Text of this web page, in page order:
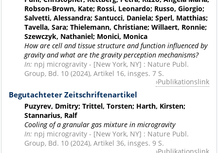
Robson-Brown, Kate; Rossi, Leonardo; Russo, Giorgio;
Salvetti, Alessandra; Santucci, Daniela; Sperl, Matthias;
Tavella, Sara; Thielemann, Christiane; Willaert, Ronnie;
Szewczyk, Nathaniel; Monici, Monica
How are cell and tissue structure and function influenced by
gravity and what are the gravity perception mechanisms?
In: npj microgravity - [New York, NY] : Nature Publ.
Group, Bd. 10 (2024), Artikel 16, insges. 7 S.
Publikationslink
Begutachteter Zeitschriftenartikel
Puzyrev, Dmitry; Trittel, Torsten; Harth, Kirsten;
Stannarius, Ralf
Cooling of a granular gas mixture in microgravity
In: npj microgravity - [New York, NY] : Nature Publ.
Group, Bd. 10 (2024), Artikel 36, insges. 9 S.